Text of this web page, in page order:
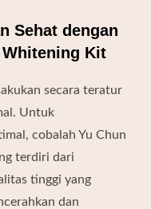
Sehat dengan
Whitening Kit
secara teratur
Untuk
cobalah Yu Chun
terdiri dari
tinggi yang
dan